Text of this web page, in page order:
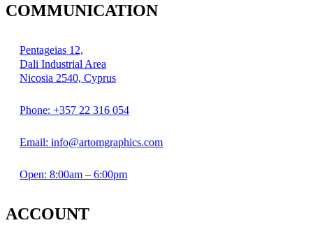
COMMUNICATION
Pentageias 12,
Dali Industrial Area
Nicosia 2540, Cyprus
Phone: +357 22 316 054
Email: info@artomgraphics.com
Open: 8:00am – 6:00pm
ACCOUNT